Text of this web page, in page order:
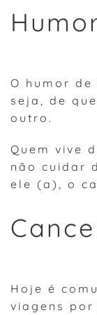
O humor
seja, de
outro.
Quem vive
não cuidar
ele (a), o
Hoje é
viagens